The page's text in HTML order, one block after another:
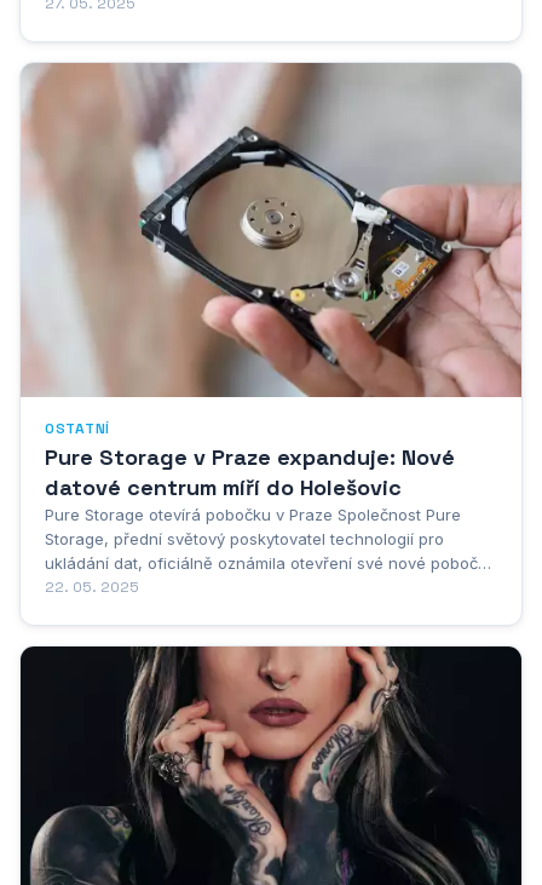
Představte si to jako velkou digitální kartotéku, kde najdete
27. 05. 2025
OSTATNÍ
Pure Storage v Praze expanduje: Nové
datové centrum míří do Holešovic
Pure Storage otevírá pobočku v Praze Společnost Pure
Storage, přední světový poskytovatel technologií pro
ukládání dat, oficiálně oznámila otevření své nové pobočky
v Praze na Smíchově. Toto strategické rozhodnutí přichází
22. 05. 2025